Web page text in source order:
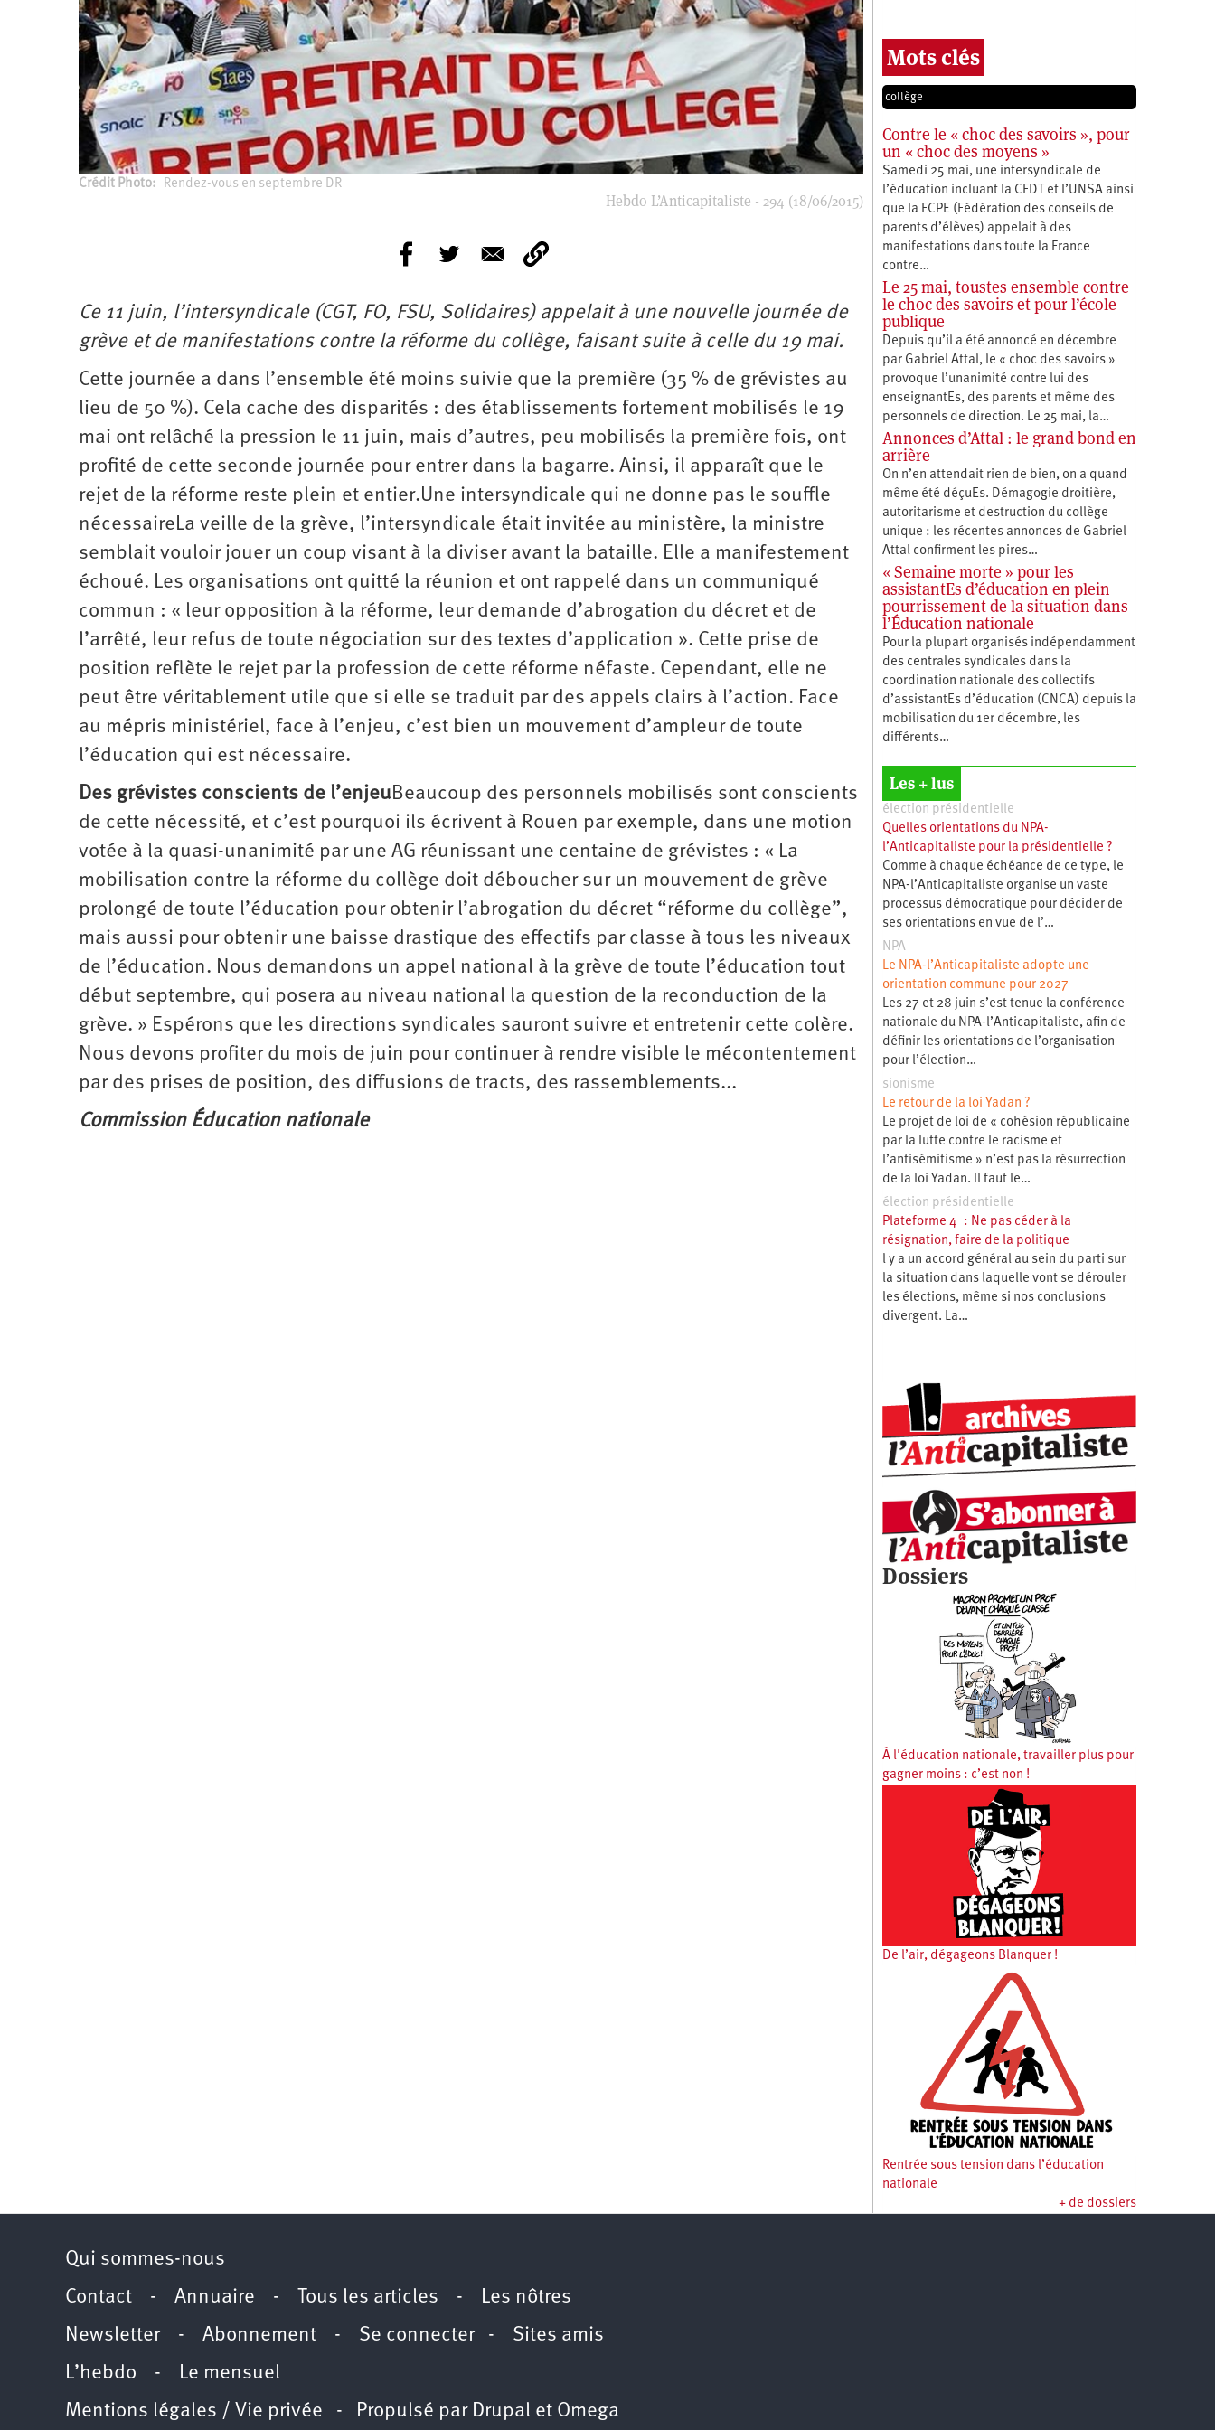
Hôpitaux
SNCF
Services
publics
LGBTI
Santé
Vidéos
Dans
mon
département
Amérique
du
Nord
Amérique
latine
Asie
Europe
Moyen-
Orient
Crédit Photo Rendez-vous en septembre DR
Hebdo L’Anticapitaliste - 294 (18/06/2015)
Ce 11 juin, l’intersyndicale (CGT, FO, FSU, Solidaires) appelait à une nouvelle journée de
grève et de manifestations contre la réforme du collège, faisant suite à celle du 19 mai.
Cette journée a dans l’ensemble été moins suivie que la première (35 % de grévistes au
lieu de 50 %). Cela cache des disparités : des établissements fortement mobilisés le 19
mai ont relâché la pression le 11 juin, mais d’autres, peu mobilisés la première fois, ont
profité de cette seconde journée pour entrer dans la bagarre. Ainsi, il apparaît que le
rejet de la réforme reste plein et entier.Une intersyndicale qui ne donne pas le souffle
nécessaireLa veille de la grève, l’intersyndicale était invitée au ­ministère, la ministre
semblait vouloir jouer un coup visant à la diviser avant la bataille. Elle a manifestement
échoué. Les organisations ont quitté la réunion et ont rappelé dans un communiqué
commun : « leur opposition à la réforme, leur demande d’abrogation du décret et de
l’arrêté, leur refus de toute négociation sur des textes d’application ». Cette prise de
position reflète le rejet par la profession de cette réforme néfaste. Cependant, elle ne
peut être véritablement utile que si elle se traduit par des appels clairs à l’action. Face
au mépris ministériel, face à l’enjeu, c’est bien un mouvement d’ampleur de toute
l’éducation qui est nécessaire.
Des grévistes conscients de l’enjeuBeaucoup des personnels mobilisés sont conscients
de cette nécessité, et c’est pourquoi ils écrivent à Rouen par exemple, dans une motion
votée à la quasi-unanimité par une AG réunissant une centaine de grévistes : « La
mobilisation contre la réforme du collège doit déboucher sur un mouvement de grève
prolongé de toute l’éducation pour obtenir l’abrogation du décret “réforme du collège”,
mais aussi pour obtenir une baisse drastique des effectifs par classe à tous les niveaux
de l’éducation. Nous demandons un appel national à la grève de toute l’éducation tout
début septembre, qui posera au niveau national la question de la reconduction de la
grève. » Espérons que les directions syndicales sauront suivre et entretenir cette colère.
Nous devons profiter du mois de juin pour continuer à rendre visible le mécontentement
par des prises de position, des diffusions de tracts, des rassemblements...
Commission Éducation nationale
Mots clés
collège
Contre le « choc des savoirs », pour
un « choc des moyens »
Samedi 25 mai, une intersyndicale de
l’éducation incluant la CFDT et l’UNSA ainsi
que la FCPE (Fédération des conseils de
parents d’élèves) appelait à des
manifestations dans toute la France
contre…
Le 25 mai, toustes ensemble contre
le choc des savoirs et pour l’école
publique
Depuis qu’il a été annoncé en décembre
par Gabriel Attal, le « choc des savoirs »
provoque l’unanimité contre lui des
enseignantEs, des parents et même des
personnels de direction. Le 25 mai, la…
Annonces d’Attal : le grand bond en
arrière
On n’en attendait rien de bien, on a quand
même été déçuEs. Démagogie droitière,
autoritarisme et destruction du collège
unique : les récentes annonces de Gabriel
Attal confirment les pires…
« Semaine morte » pour les
assistantEs d’éducation en plein
pourrissement de la situation dans
l’Éducation nationale
Pour la plupart organisés indépendamment
des centrales syndicales dans la
coordination nationale des collectifs
d’assistantEs d’éducation (CNCA) depuis la
mobilisation du 1er décembre, les
différents…
Les + lus
élection présidentielle
Quelles orientations du NPA-
l’Anticapitaliste pour la présidentielle ?
Comme à chaque échéance de ce type, le
NPA-l’Anticapitaliste organise un vaste
processus démocratique pour décider de
ses orientations en vue de l’…
NPA
Le NPA-l’Anticapitaliste adopte une
orientation commune pour 2027
Les 27 et 28 juin s’est tenue la conférence
nationale du NPA-l’Anticapitaliste, afin de
définir les orientations de l’organisation
pour l’élection…
sionisme
Le retour de la loi Yadan ?
Le projet de loi de « cohésion républicaine
par la lutte contre le racisme et
l’antisémitisme » n’est pas la résurrection
de la loi Yadan. Il faut le…
élection présidentielle
Plateforme 4 : Ne pas céder à la
résignation, faire de la politique
l y a un accord général au sein du parti sur
la situation dans laquelle vont se dérouler
les élections, même si nos conclusions
divergent. La…
Dossiers
À l'éducation nationale, travailler plus pour
gagner moins : c’est non !
De l’air, dégageons Blanquer !
Rentrée sous tension dans l’éducation
nationale
+ de dossiers
Qui sommes-nous
Contact - Annuaire - Tous les articles - Les nôtres
Newsletter- Abonnement - Se connecter- Sites amis
L’hebdo - Le mensuel
Mentions légales / Vie privée - Propulsé par Drupal et Omega